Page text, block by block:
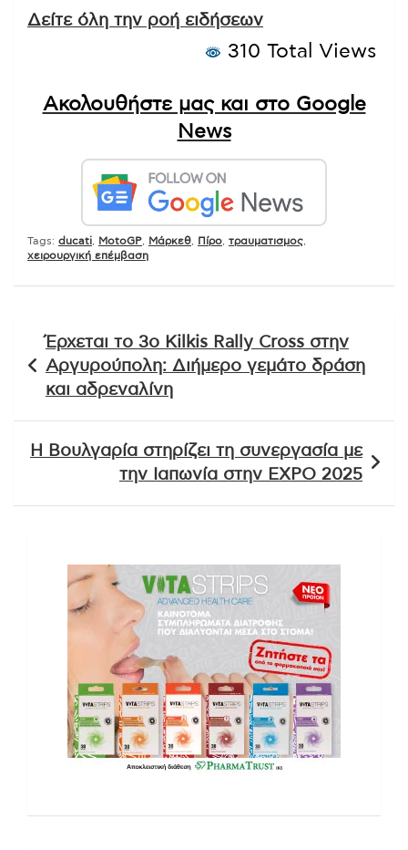
Δείτε όλη την ροή ειδήσεων
310 Total Views
Ακολουθήστε μας και στο Google
News
Tags: ducati MotoGP Μάρκεθ Πίρο τραυματισμος
χειρουργική επέμβαση
άρθρων
Έρχεται το 3ο Kilkis Rally Cross στην
Αργυρούπολη: Διήμερο γεμάτο δράση
και αδρεναλίνη
Η Βουλγαρία στηρίζει τη συνεργασία με
την Ιαπωνία στην EXPO 2025